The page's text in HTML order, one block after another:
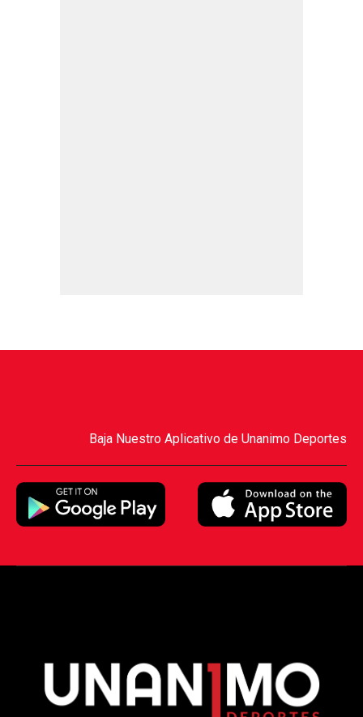
Baja Nuestro Aplicativo de Unanimo Deportes